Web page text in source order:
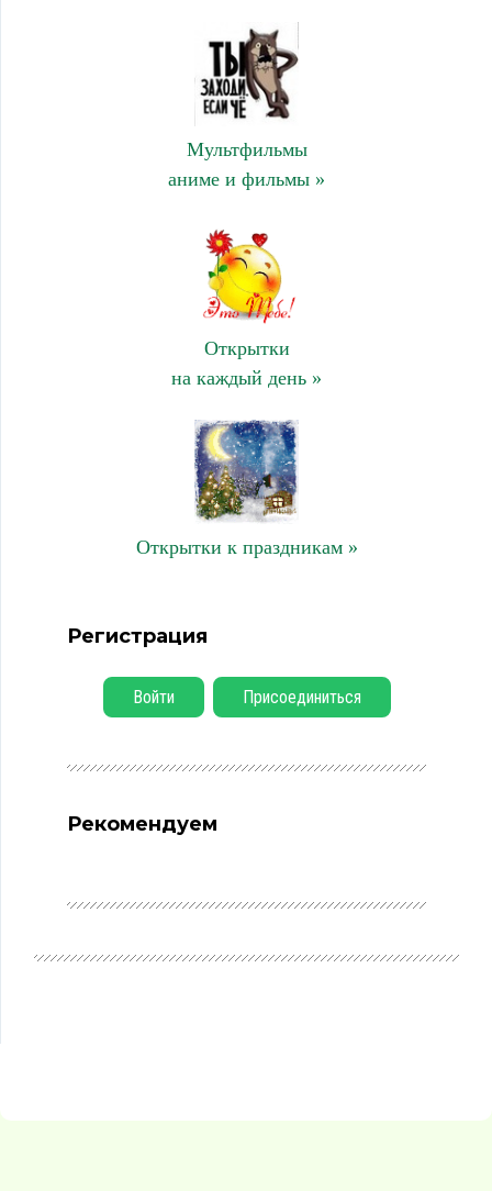
Мультфильмы
аниме и фильмы »
Открытки
на каждый день »
Открытки к праздникам »
Регистрация
Войти Присоединиться
Рекомендуем